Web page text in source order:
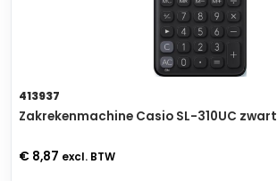
413937
Zakrekenmachine Casio SL-310UC zwart
€ 8,87 excl. BTW